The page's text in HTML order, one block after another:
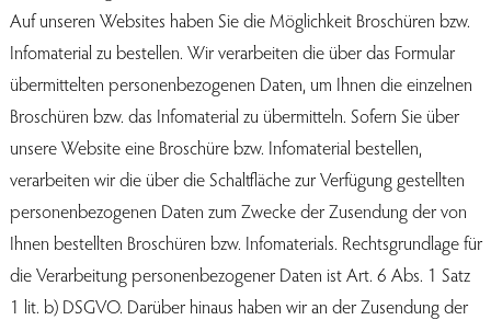
Auf unseren Websites haben Sie die Möglichkeit Broschüren bzw.
Infomaterial zu bestellen. Wir verarbeiten die über das Formular
übermittelten personenbezogenen Daten, um Ihnen die einzelnen
Broschüren bzw. das Infomaterial zu übermitteln. Sofern Sie über
unsere Website eine Broschüre bzw. Infomaterial bestellen,
verarbeiten wir die über die Schaltfläche zur Verfügung gestellten
personenbezogenen Daten zum Zwecke der Zusendung der von
Ihnen bestellten Broschüren bzw. Infomaterials. Rechtsgrundlage für
die Verarbeitung personenbezogener Daten ist Art. 6 Abs. 1 Satz
1 lit. b) DSGVO. Darüber hinaus haben wir an der Zusendung der